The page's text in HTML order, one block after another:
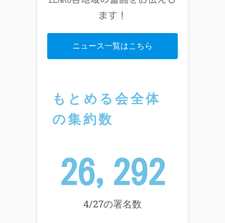
ます！
ニュース一覧はこちら
もとめる会全体
の集約数
4/27の署名数
26,292